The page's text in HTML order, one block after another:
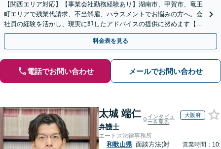
【関西エリア対応】【事業会社勤務経験あり】湖南市、甲賀市、竜王
町エリアで残業代請求、不当解雇、ハラスメントでお悩みの方へ。会
社員の経験を活かし、現実に即したアドバイスの提供に努めます【労
使双方に対応】【Web面談OK】
料金表を見る
電話でお問い合わせ メールでお問い合わせ
太城 端仁
弁護士
インタビュ
ーを見る
大阪府
エートス法律事務所
和歌山県 面談方法(対
営業時間：10: